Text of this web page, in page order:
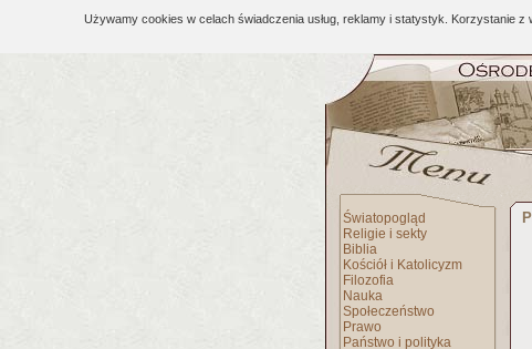
Używamy cookies w celach świadczenia usług, reklamy i statystyk. Korzystanie
Światopogląd
Religie i sekty
Biblia
Kościół i Katolicyzm
Filozofia
Nauka
Społeczeństwo
Prawo
Państwo i polityka